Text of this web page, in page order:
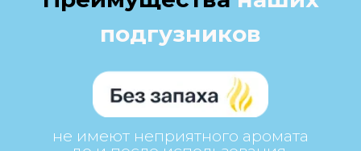
за счет мягкого эластичного пояска
и легкости ребенок не почувствует,
что на нем есть подгузники даже после
длительного ношения.